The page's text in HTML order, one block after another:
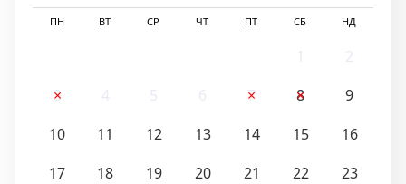
ПН ВТ СР ЧТ ПТ СБ НД
3
7 8
9
10
11 12 13 14 15
16
17
18 19 20 21 22
23